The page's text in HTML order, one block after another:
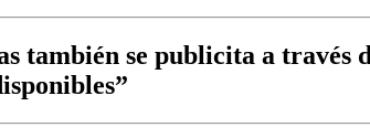
también se publicita a través